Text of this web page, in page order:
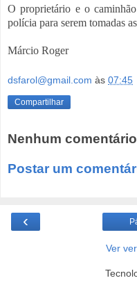
O proprietário e o
polícia para serem tomadas
Márcio Roger
dsfarol@gmail.com às 07:45
Compartilhar
Nenhum
Postar um
‹
Ver